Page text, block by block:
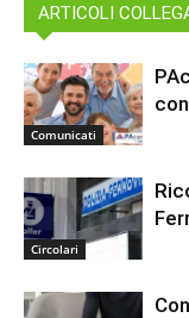
ARTICOLI
Comunicati
Circolari